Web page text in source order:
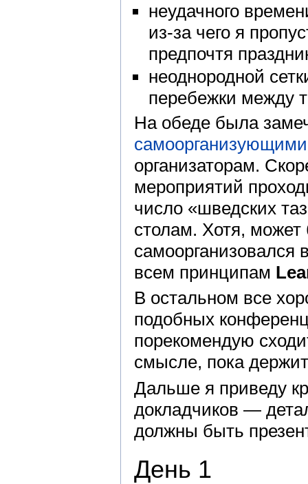
неудачного
из-за чего я
предпочтя
неоднородной
перебежки между
На обеде была
организаторам.
мероприятий
число «шведских
столам. Хотя,
самоорганизовался
всем принципам
В остальном все
подобных
порекомендую
смысле, пока
Дальше я приведу
докладчиков —
должны быть
День 1